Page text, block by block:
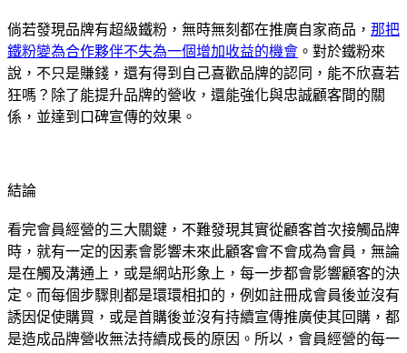
倘若發現品牌有超級鐵粉，無時無刻都在推廣自家商品， 那把
鐵粉變為合作夥伴不失為一個增加收益的機會 。對於鐵粉來
說，不只是賺錢，還有得到自己喜歡品牌的認同，能不欣喜若
狂嗎？除了能提升品牌的營收，還能強化與忠誠顧客間的關
係，並達到口碑宣傳的效果。
結論
看完會員經營的三大關鍵，不難發現其實從顧客首次接觸品牌
時，就有一定的因素會影響未來此顧客會不會成為會員，無論
是在觸及溝通上，或是網站形象上，每一步都會影響顧客的決
定。而每個步驟則都是環環相扣的，例如註冊成會員後並沒有
誘因促使購買，或是首購後並沒有持續宣傳推廣使其回購，都
是造成品牌營收無法持續成長的原因。所以，會員經營的每一